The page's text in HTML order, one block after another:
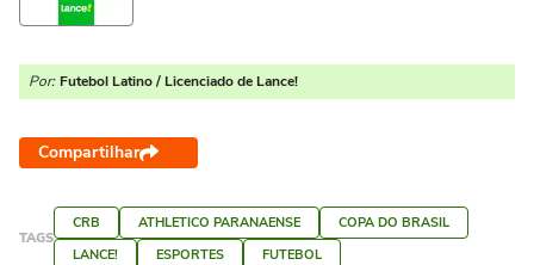
Por: Futebol Latino / Licenciado de Lance!
Compartilhar
TAGS
CRB ATHLETICO PARANAENSE
COPA DO BRASIL
LANCE!
ESPORTES FUTEBOL